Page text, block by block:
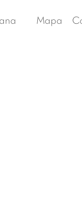
Mapa